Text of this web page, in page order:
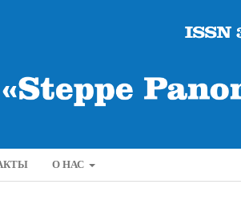
О НАС